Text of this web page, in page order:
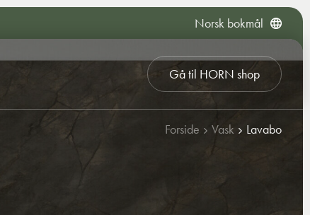
Norsk bokmål
Gå til HORN shop
Forside Vask Lavabo